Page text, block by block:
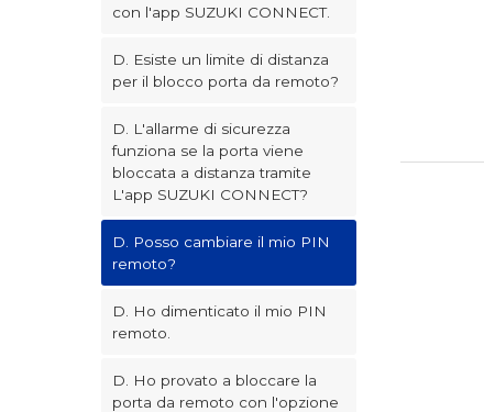
con l'app SUZUKI CONNECT.
D. Esiste un limite di distanza
per il blocco porta da remoto?
D. L'allarme di sicurezza
funziona se la porta viene
bloccata a distanza tramite
L'app SUZUKI CONNECT?
D. Posso cambiare il mio PIN
remoto?
D. Ho dimenticato il mio PIN
remoto.
D. Ho provato a bloccare la
porta da remoto con l'opzione